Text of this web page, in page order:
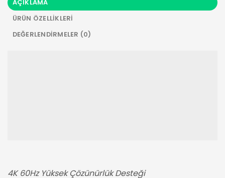
AÇIKLAMA
ÜRÜN ÖZELLIKLERI
DEĞERLENDIRMELER (0)
4K 60Hz Yüksek Çözünürlük Desteği